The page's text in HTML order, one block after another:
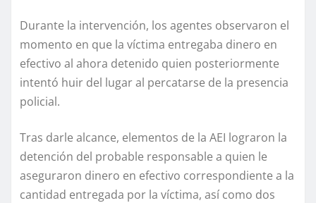
Durante la intervención, los agentes observaron el
momento en que la víctima entregaba dinero en
efectivo al ahora detenido quien posteriormente
intentó huir del lugar al percatarse de la presencia
policial.
Tras darle alcance, elementos de la AEI lograron la
detención del probable responsable a quien le
aseguraron dinero en efectivo correspondiente a la
cantidad entregada por la víctima, así como dos